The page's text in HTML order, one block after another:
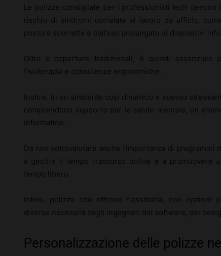
Le polizze consigliate per i professionisti tech
rischio di sindromi correlate al lavoro da ufficio,
posture scorrette e dall’uso prolungato di dispositivi
Oltre a coperture tradizionali, è quindi essenziale
fisioterapia e consulenze ergonomiche.
Inoltre, in un ambiente così dinamico e spesso
comprendono supporto per la salute mentale, un
informatico.
Da non sottovalutare anche l’importanza di
a gestire il tempo trascorso online e a promuovere
tempo libero.
Infine, polizze che offrono flessibilità, con opzioni
diverse necessità degli ingegneri del software, dei
Personalizzazione delle polizze